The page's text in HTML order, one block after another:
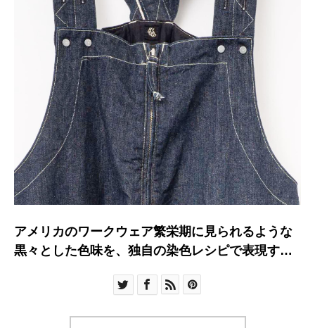
アメリカのワークウェア繁栄期に見られるような
黒々とした色味を、独自の染色レシピで表現する